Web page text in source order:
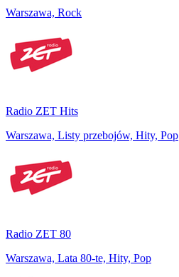
Warszawa, Rock
Radio ZET Hits
Warszawa, Listy przebojów, Hity, Pop
Radio ZET 80
Warszawa, Lata 80-te, Hity, Pop